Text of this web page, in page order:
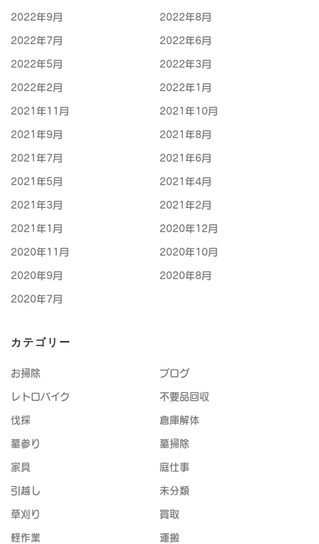
2022年9月 2022年8月
2022年7月 2022年6月
2022年5月 2022年3月
2022年2月 2022年1月
2021年11月 2021年10月
2021年9月 2021年8月
2021年7月 2021年6月
2021年5月 2021年4月
2021年3月 2021年2月
2021年1月 2020年12月
2020年11月 2020年10月
2020年9月 2020年8月
2020年7月
カテゴリー
お掃除 ブログ
レトロバイク 不要品回収
伐採 倉庫解体
墓参り 墓掃除
家具 庭仕事
引越し 未分類
草刈り 買取
軽作業 運搬